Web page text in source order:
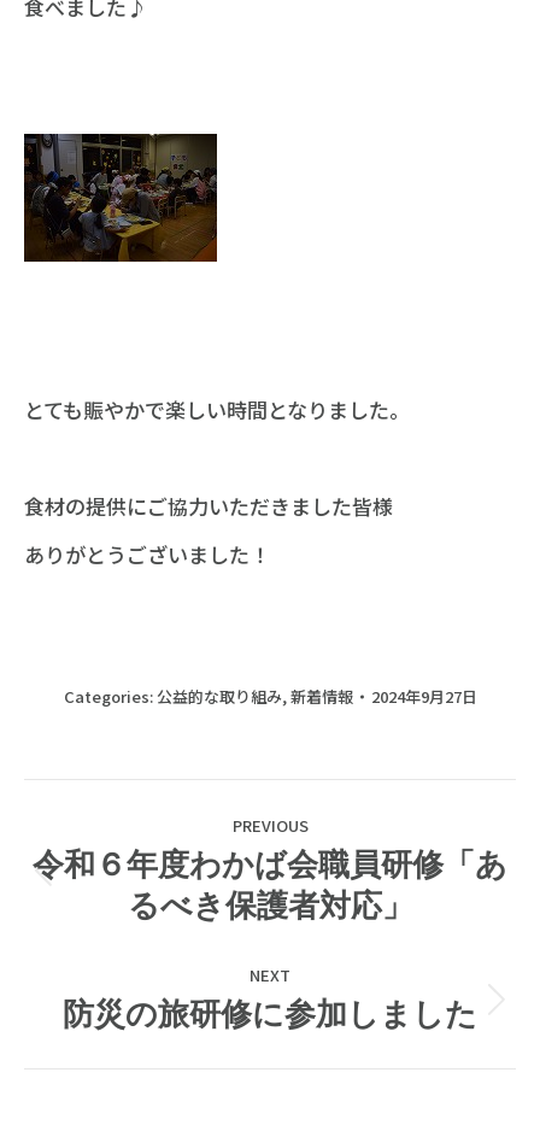
食べました♪
とても賑やかで楽しい時間となりました。
食材の提供にご協力いただきました皆様
ありがとうございました！
Categories: 公益的な取り組み,新着情報 2024年9月27日
navigation
PREVIOUS
Previous
post:
令和６年度わかば会職員研修「あ
るべき保護者対応」
NEXT
Next
防災の旅研修に参加しました